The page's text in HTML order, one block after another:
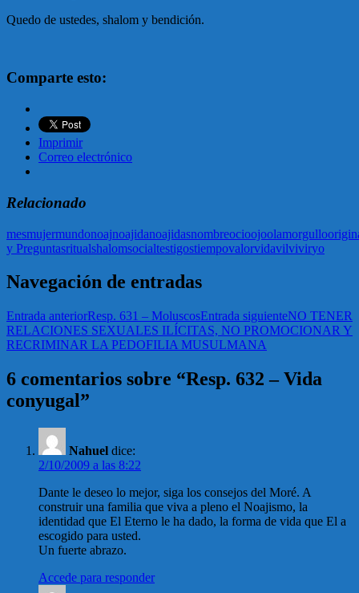
Quedo de ustedes, shalom y bendición.
Comparte esto:
Imprimir
Correo electrónico
Relacionado
mesmujermundonoajnoajidanoajidasnombreocioojoolamorgullo
y Preguntasritualshalomsocialtestigostiempovalorvidavilviviryo
Navegación de entradas
Entrada anteriorResp. 631 – MoluscosEntrada siguienteNO TENER
RELACIONES SEXUALES ILÍCITAS, NO PROMOCIONAR Y
RECRIMINAR LA PEDOFILIA MUSULMANA
6 comentarios sobre “Resp. 632 – Vida
conyugal”
Nahuel dice:
2/10/2009 a las 8:22
Dante le deseo lo mejor, siga los consejos del Moré. A
construir una familia que viva a pleno el Noajismo, la
identidad que El Eterno le ha dado, la forma de vida que El a
escogido para usted.
Un fuerte abrazo.
Accede para responder